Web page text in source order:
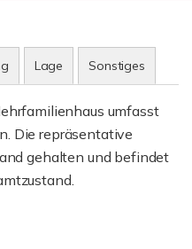
Lage Sonstiges
umfasst
Die repräsentative
gehalten und befindet